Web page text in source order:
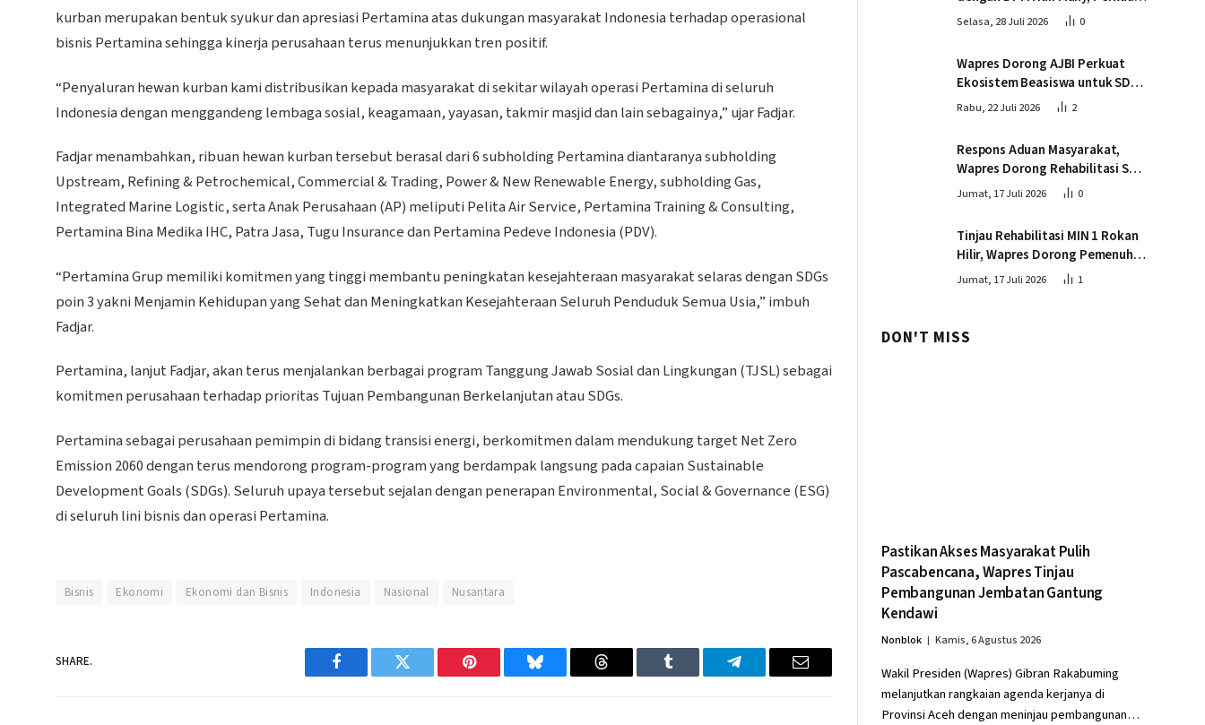
kurban merupakan bentuk syukur dan apresiasi Pertamina atas dukungan masyarakat Indonesia terhadap operasional
bisnis Pertamina sehingga kinerja perusahaan terus menunjukkan tren positif.
“Penyaluran hewan kurban kami distribusikan kepada masyarakat di sekitar wilayah operasi Pertamina di seluruh
Indonesia dengan menggandeng lembaga sosial, keagamaan, yayasan, takmir masjid dan lain sebagainya,” ujar Fadjar.
Fadjar menambahkan, ribuan hewan kurban tersebut berasal dari 6 subholding Pertamina diantaranya subholding
Upstream, Refining & Petrochemical, Commercial & Trading, Power & New Renewable Energy, subholding Gas,
Integrated Marine Logistic, serta Anak Perusahaan (AP) meliputi Pelita Air Service, Pertamina Training & Consulting,
Pertamina Bina Medika IHC, Patra Jasa, Tugu Insurance dan Pertamina Pedeve Indonesia (PDV).
“Pertamina Grup memiliki komitmen yang tinggi membantu peningkatan kesejahteraan masyarakat selaras dengan SDGs
poin 3 yakni Menjamin Kehidupan yang Sehat dan Meningkatkan Kesejahteraan Seluruh Penduduk Semua Usia,” imbuh
Fadjar.
Pertamina, lanjut Fadjar, akan terus menjalankan berbagai program Tanggung Jawab Sosial dan Lingkungan (TJSL) sebagai
komitmen perusahaan terhadap prioritas Tujuan Pembangunan Berkelanjutan atau SDGs.
Pertamina sebagai perusahaan pemimpin di bidang transisi energi, berkomitmen dalam mendukung target Net Zero
Emission 2060 dengan terus mendorong program-program yang berdampak langsung pada capaian Sustainable
Development Goals (SDGs). Seluruh upaya tersebut sejalan dengan penerapan Environmental, Social & Governance (ESG)
di seluruh lini bisnis dan operasi Pertamina.
Bisnis Ekonomi Ekonomi dan Bisnis Indonesia Nasional Nusantara
SHARE.
Facebook Twitter Pinterest Bluesky Threads Tumblr Telegram Email
Kemitraan Strategis Indonesia –
Selasa, 28 Juli 2026 0
Wapres Dorong AJBI Perkuat
Ekosistem Beasiswa untuk SDM
Unggul Indonesia Timur
Rabu, 22 Juli 2026 2
Respons Aduan Masyarakat,
Wapres Dorong Rehabilitasi SDN
016 Serusa Rokan Hilir
Jumat, 17 Juli 2026 0
Tinjau Rehabilitasi MIN 1 Rokan
Hilir, Wapres Dorong Pemenuhan
Sarana Prasarana Pendidikan
Jumat, 17 Juli 2026 1
DON'T MISS
Pastikan Akses Masyarakat Pulih
Pascabencana, Wapres Tinjau
Pembangunan Jembatan Gantung
Kendawi
Nonblok Kamis, 6 Agustus 2026
Wakil Presiden (Wapres) Gibran Rakabuming
melanjutkan rangkaian agenda kerjanya di
Provinsi Aceh dengan meninjau pembangunan…